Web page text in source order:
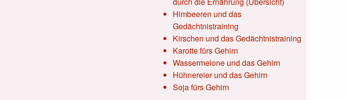
Himbeeren und das
Gedächtnistraining
Kirschen und das Gedächtnistraining
Karotte fürs Gehirn
Wassermelone und das Gehirn
Hühnereier und das Gehirn
Soja fürs Gehirn